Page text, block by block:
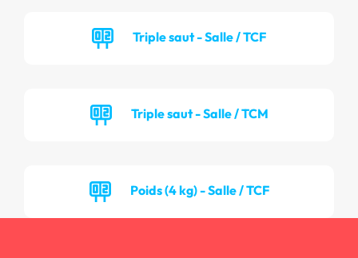
Triple saut - Salle / TCF
Triple saut - Salle / TCM
Poids (4 kg) - Salle / TCF